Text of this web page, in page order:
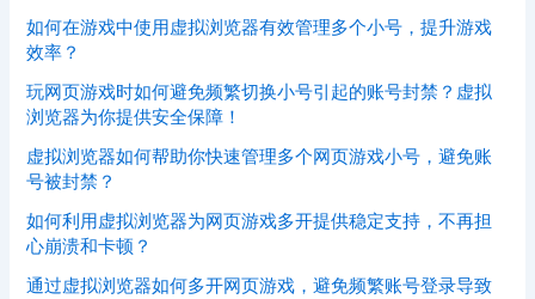
如何在游戏中使用虚拟浏览器有效管理多个小号，提升游戏
效率？
玩网页游戏时如何避免频繁切换小号引起的账号封禁？虚拟
浏览器为你提供安全保障！
虚拟浏览器如何帮助你快速管理多个网页游戏小号，避免账
号被封禁？
如何利用虚拟浏览器为网页游戏多开提供稳定支持，不再担
心崩溃和卡顿？
通过虚拟浏览器如何多开网页游戏，避免频繁账号登录导致